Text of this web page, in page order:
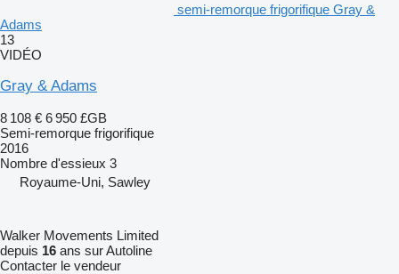
semi-remorque frigorifique Gray &
Adams
13
VIDÉO
Gray & Adams
8 108 € 6 950 £GB
Semi-remorque frigorifique
2016
Nombre d'essieux 3
Royaume-Uni, Sawley
Walker Movements Limited
depuis 16 ans sur Autoline
Contacter le vendeur